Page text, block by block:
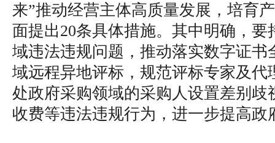
来”推动经营主体高质量发展，培育
面提出20条具体措施。其中明确，要
域违法违规问题，推动落实数字证书
域远程异地评标，规范评标专家及代
处政府采购领域的采购人设置差别歧
收费等违法违规行为，进一步提高政